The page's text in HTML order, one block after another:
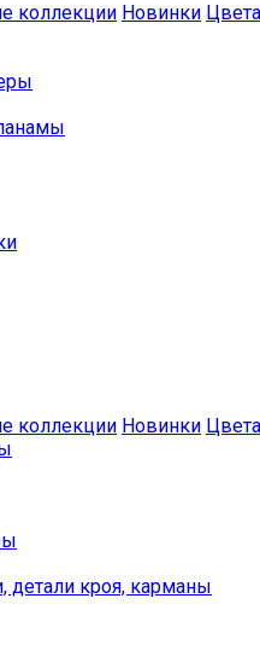
коллекции Новинки Цвета
коллекции Новинки Цвета
детали кроя, карманы